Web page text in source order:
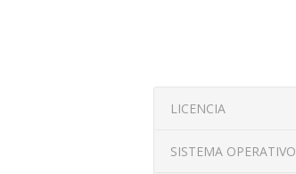
LICENCIA
SISTEMA OPERATIVO